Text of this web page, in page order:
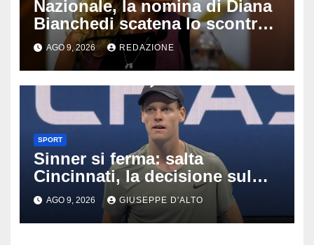
Nazionale, la nomina di Diana
Bianchedi scatena lo scontro
tra Figc e Coni: cosa sta
succedendo
AGO 9, 2026 REDAZIONE
SPORT
Sinner si ferma: salta
Cincinnati, la decisione sul
ginocchio cambia il percorso
verso gli US Open
AGO 9, 2026 GIUSEPPE D'ALTO